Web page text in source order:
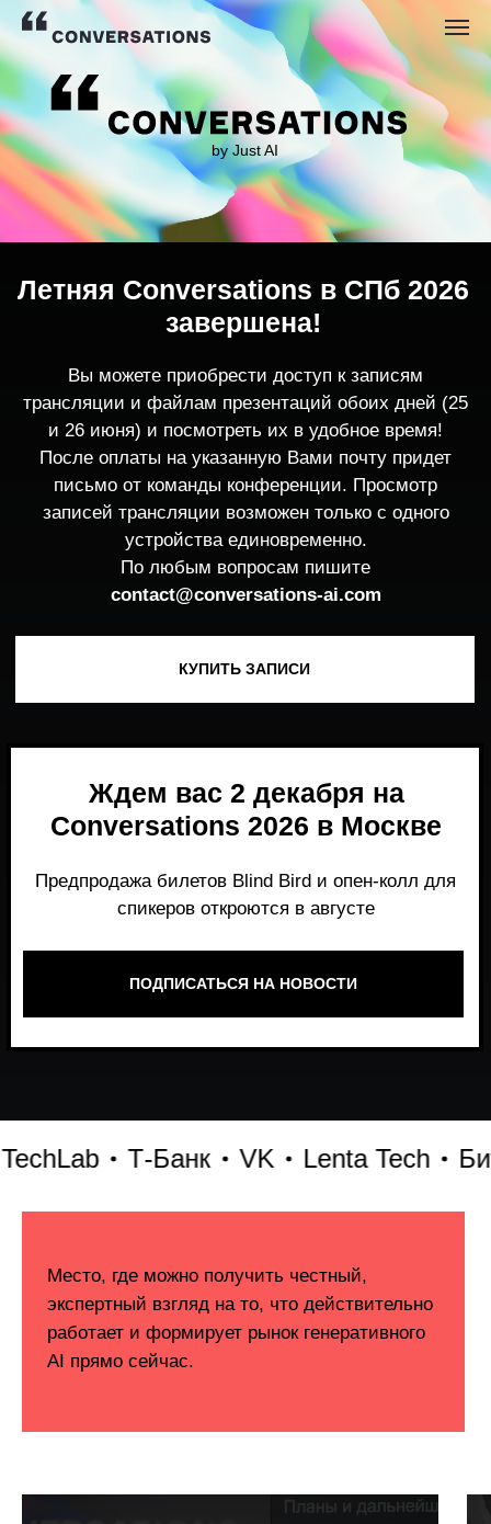
by Just AI
трансляции и файлам презентаций обоих дней (25
После оплаты на указанную Вами почту придет
записей трансляции возможен только с одного
устройства единовременно.
По любым вопросам пишите
contact@conversations-ai.co m
Летняя Conversations в СПб 2026
завершена!
Ждем вас 2 декабря на
Conversations 2026 в Москве
ПОДПИСАТЬСЯ НА НОВОСТИ
Т-Банк VK Lenta Tech
Место, где можно получить честный,
работает и формирует рынок генеративного